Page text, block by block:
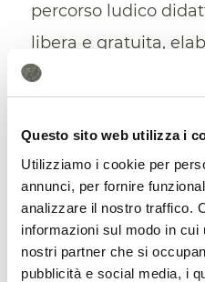
Questo sito web utilizza i
Utilizziamo i cookie per
annunci, per fornire
analizzare il nostro traffico.
informazioni sul modo in
nostri partner che si
pubblicità e social media, i
percorso ludico
libera e gratuita,
contributo di
imparare da dove ha
nostro cibo: il suolo.
scoprire le
fertile, come
alimenti di qualità.